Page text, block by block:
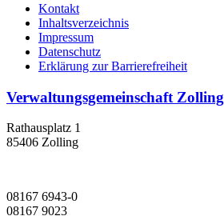
Kontakt
Inhaltsverzeichnis
Impressum
Datenschutz
Erklärung zur Barrierefreiheit
Verwaltungsgemeinschaft Zolling
Rathausplatz 1
85406 Zolling
08167 6943-0
08167 9023